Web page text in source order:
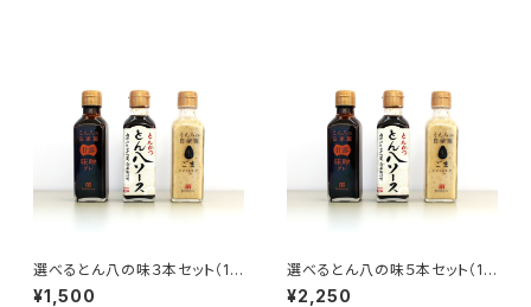
選べるとん八の味３本セット（18
0ml×3）
¥1,500
選べるとん八の味５本セット（18
0ml×5）
¥2,250